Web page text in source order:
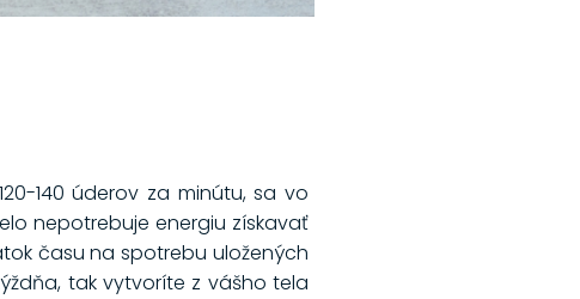
140 úderov za minútu, sa vo
nepotrebuje energiu získavať
času na spotrebu uložených
tak vytvoríte z vášho tela